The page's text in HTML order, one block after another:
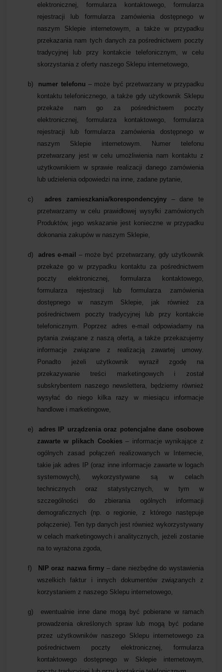
elektronicznej,formularza kontaktowego, formularza
rejestracji lub formularza zamówienia dostępnego w
naszym Sklepie internetowym, a także w przypadku
przekazania nam tych danych za pośrednictwem poczty
tradycyjnej lub przy kontakcie telefonicznym, w celu
skorzystania z oferty naszego Sklepu internetowego,
b) numer telefonu – może być przetwarzany w przypadku
kontaktu telefonicznego, a także gdy użytkownik Sklepu
przekaże nam go za pośrednictwem poczty
elektronicznej, formularza kontaktowego, formularza
rejestracji lub formularza zamówienia dostępnego w
naszym Sklepie internetowym. Numer telefonu
przetwarzany jest w celu umożliwienia nam kontaktu z
użytkownikiem w sprawie realizacji danego zamówienia
lub udzielenia odpowiedzi na inne, zadane pytanie,
c) adres zamieszkania/korespondencyjny– dane te
przetwarzamy w celu prawidłowej wysyłki zamówionych
Produktów, jego wskazanie jest konieczne w przypadku
dokonania zakupów w naszym Sklepie,
d) adres e-mail
– może być przetwarzany, gdy użytkownik
przekaże go w przypadku kontaktu za pośrednictwem
poczty elektronicznej, formularza kontaktowego,
formularza rejestracji lub formularza zamówienia
dostępnego w naszym Sklepie, jak również za
pośrednictwem poczty tradycyjnej lub przy kontakcie
telefonicznym. Poprzez adres e-mail odpowiadamy na
pytania związane z naszą ofertą, a także przekazujemy
informacje związane z realizacją zawartej umowy.
Ponadto jeżeli użytkownik wyraził zgodę na
przekazywanie treści marketingowych i został
subskrybentem naszego newslettera, będziemy również
wysyłać do niego kilka razy w miesiącu informacje
handlowe i marketingowe,
e)
adres IP urządzenia oraz potencjalne dane osobowe
zawarte w plikach Cookies– informacje wynikające z
ogólnych zasad połączeń realizowanych w Internecie,
takie jak adres IP (oraz inne informacje zawarte w logach
systemowych), wykorzystywane są w celach
technicznych oraz statystycznych, w tym w
szczególności do zbierania ogólnych informacji
demograficznych (np. o regionie, z którego następuje
połączenie). Ten typ danych jest również wykorzystywany
w celach marketingowych i analitycznych, jeżeli zostanie
na to wyrażona zgoda,
f) NIP oraz nazwa firmy – dane niezbędne do wystawienia
wszelkich faktur i innych dokumentów związanych z
korzystaniem z naszego Sklepu internetowego,
g)
ewentualnie inne dane mogą być pobierane w ramach
prowadzenia określonych spraw lub mogą być podane
przez użytkowników naszego Sklepu internetowego za
pośrednictwem poczty elektronicznej, formularza
kontaktowego dostępnego w Sklepie internetowym,